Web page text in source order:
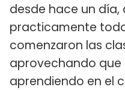
desde hace un día,
practicamente
comenzaron las
aprovechando que
aprendiendo en el